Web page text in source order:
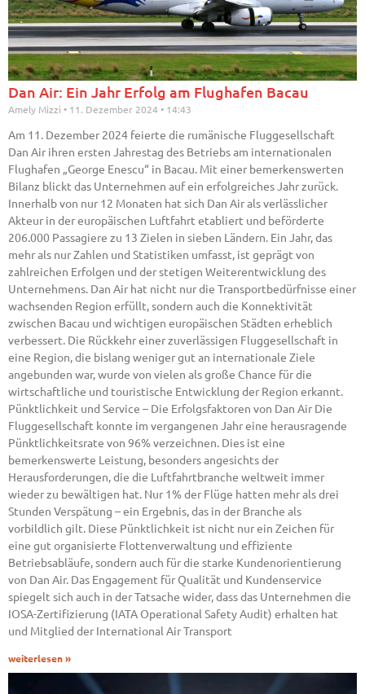
Dan Air: Ein Jahr Erfolg am Flughafen Bacau
Amely Mizzi 11. Dezember 2024 14:43
Am 11. Dezember 2024 feierte die rumänische Fluggesellschaft
Dan Air ihren ersten Jahrestag des Betriebs am internationalen
Flughafen „George Enescu“ in Bacau. Mit einer bemerkenswerten
Bilanz blickt das Unternehmen auf ein erfolgreiches Jahr zurück.
Innerhalb von nur 12 Monaten hat sich Dan Air als verlässlicher
Akteur in der europäischen Luftfahrt etabliert und beförderte
206.000 Passagiere zu 13 Zielen in sieben Ländern. Ein Jahr, das
mehr als nur Zahlen und Statistiken umfasst, ist geprägt von
zahlreichen Erfolgen und der stetigen Weiterentwicklung des
Unternehmens. Dan Air hat nicht nur die Transportbedürfnisse einer
wachsenden Region erfüllt, sondern auch die Konnektivität
zwischen Bacau und wichtigen europäischen Städten erheblich
verbessert. Die Rückkehr einer zuverlässigen Fluggesellschaft in
eine Region, die bislang weniger gut an internationale Ziele
angebunden war, wurde von vielen als große Chance für die
wirtschaftliche und touristische Entwicklung der Region erkannt.
Pünktlichkeit und Service – Die Erfolgsfaktoren von Dan Air Die
Fluggesellschaft konnte im vergangenen Jahr eine herausragende
Pünktlichkeitsrate von 96% verzeichnen. Dies ist eine
bemerkenswerte Leistung, besonders angesichts der
Herausforderungen, die die Luftfahrtbranche weltweit immer
wieder zu bewältigen hat. Nur 1% der Flüge hatten mehr als drei
Stunden Verspätung – ein Ergebnis, das in der Branche als
vorbildlich gilt. Diese Pünktlichkeit ist nicht nur ein Zeichen für
eine gut organisierte Flottenverwaltung und effiziente
Betriebsabläufe, sondern auch für die starke Kundenorientierung
von Dan Air. Das Engagement für Qualität und Kundenservice
spiegelt sich auch in der Tatsache wider, dass das Unternehmen die
IOSA-Zertifizierung (IATA Operational Safety Audit) erhalten hat
und Mitglied der International Air Transport
weiterlesen »